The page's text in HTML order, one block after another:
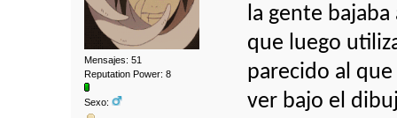
Mensajes: 51
Reputation Power: 8
Sexo:
la gente
que luego
parecido al
ver bajo el